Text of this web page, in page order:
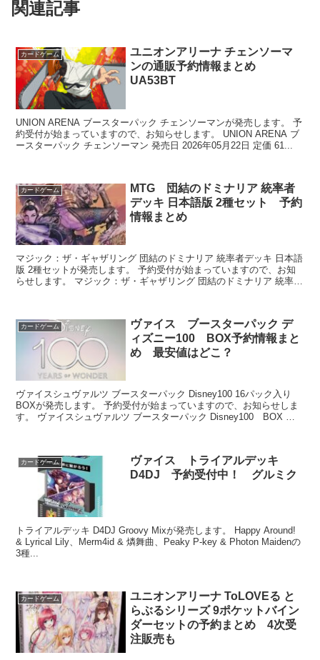
関連記事
カードゲーム
ユニオンアリーナ チェンソーマ
ンの通販予約情報まとめ
UA53BT
UNION ARENA ブースターパック チェンソーマンが発売します。 予
約受付が始まっていますので、お知らせします。 UNION ARENA ブ
ースターパック チェンソーマン 発売日 2026年05月22日 定価 61...
カードゲーム
MTG 団結のドミナリア 統率者
デッキ 日本語版 2種セット 予約
情報まとめ
マジック：ザ・ギャザリング 団結のドミナリア 統率者デッキ 日本語
版 2種セットが発売します。 予約受付が始まっていますので、お知
らせします。 マジック：ザ・ギャザリング 団結のドミナリア 統率者
カードゲーム
ヴァイス ブースターパック デ
ィズニー100 BOX予約情報まと
め 最安値はどこ？
ヴァイスシュヴァルツ ブースターパック Disney100 16パック入り
BOXが発売します。 予約受付が始まっていますので、お知らせしま
す。 ヴァイスシュヴァルツ ブースターパック Disney100 BOX 発
カードゲーム
ヴァイス トライアルデッキ
D4DJ 予約受付中！ グルミク
トライアルデッキ D4DJ Groovy Mixが発売します。 Happy Around!
& Lyrical Lily、Merm4id & 燐舞曲、Peaky P-key & Photon Maidenの
3種...
カードゲーム
ユニオンアリーナ ToLOVEる と
らぶるシリーズ 9ポケットバイン
ダーセットの予約まとめ 4次受
注販売も